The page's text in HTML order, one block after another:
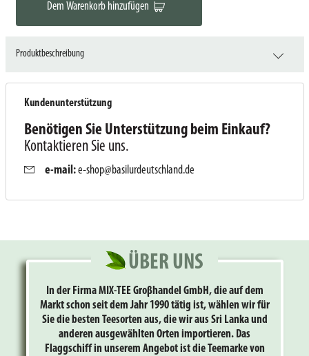
Dem Warenkorb hinzufügen
Produktbeschreibung
Kundenunterstützung
Benötigen Sie Unterstützung beim Einkauf?
Kontaktieren Sie uns.
e-mail:e-shop@basilurdeutschland.de
ÜBER UNS
In der Firma MIX-TEE Groβhandel GmbH, die auf dem
Markt schon seit dem Jahr 1990 tätig ist, wählen wir für
Sie die besten Teesorten aus, die wir aus Sri Lanka und
anderen ausgewählten Orten importieren. Das
Flaggschiff in unserem Angebot ist die Teemarke von